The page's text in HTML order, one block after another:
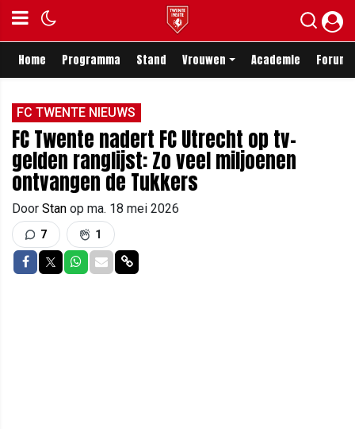
Home Programma Stand Vrouwen Academie Forum
FC TWENTE NIEUWS
FC Twente nadert FC Utrecht op tv-
gelden ranglijst: Zo veel miljoenen
ontvangen de Tukkers
Door Stan op ma. 18 mei 2026
7 1
Delen op Facebook
Delen op Twitter
Delen op Whatsapp
Delen via Mail
Delen via link